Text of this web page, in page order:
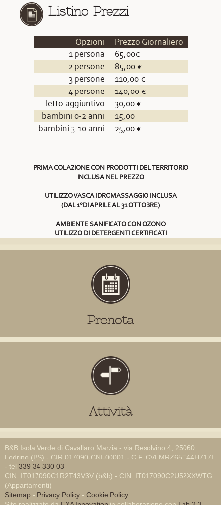
Listino Prezzi
Opzioni
Prezzo Giornaliero
1 persona
65,00€
2 persone
85,00 €
3 persone
110,00 €
4 persone
140,00 €
letto aggiuntivo
30,00 €
bambini 0-2 anni
15,00
bambini 3-10 anni
25,00 €
PRIMA COLAZIONE CON PRODOTTI DEL TERRITORIO
INCLUSA NEL PREZZO
UTILIZZO VASCA IDROMASSAGGIO INCLUSA
(DAL 1°DI APRILE AL 31 OTTOBRE)
AMBIENTE SANIFICATO CON OZONO
UTILIZZO DI DETERGENTI CERTIFICATI
Prenota
Attività
B&B Isola Verde di Cavallaro Marzia - via Resolvino 4, 25060
Lodrino (BS) - CIR 017090-CNI-00001 - C.F. CVLMRZ65T44H717I
- tel 339 34 330 03
CIN: IT017090C1R2T43V3V (b&b) - CIN: IT017090C2U52XXWTG
(Appartamenti)
Sitemap - Privacy Policy - Cookie Policy